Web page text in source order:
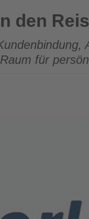
den
für